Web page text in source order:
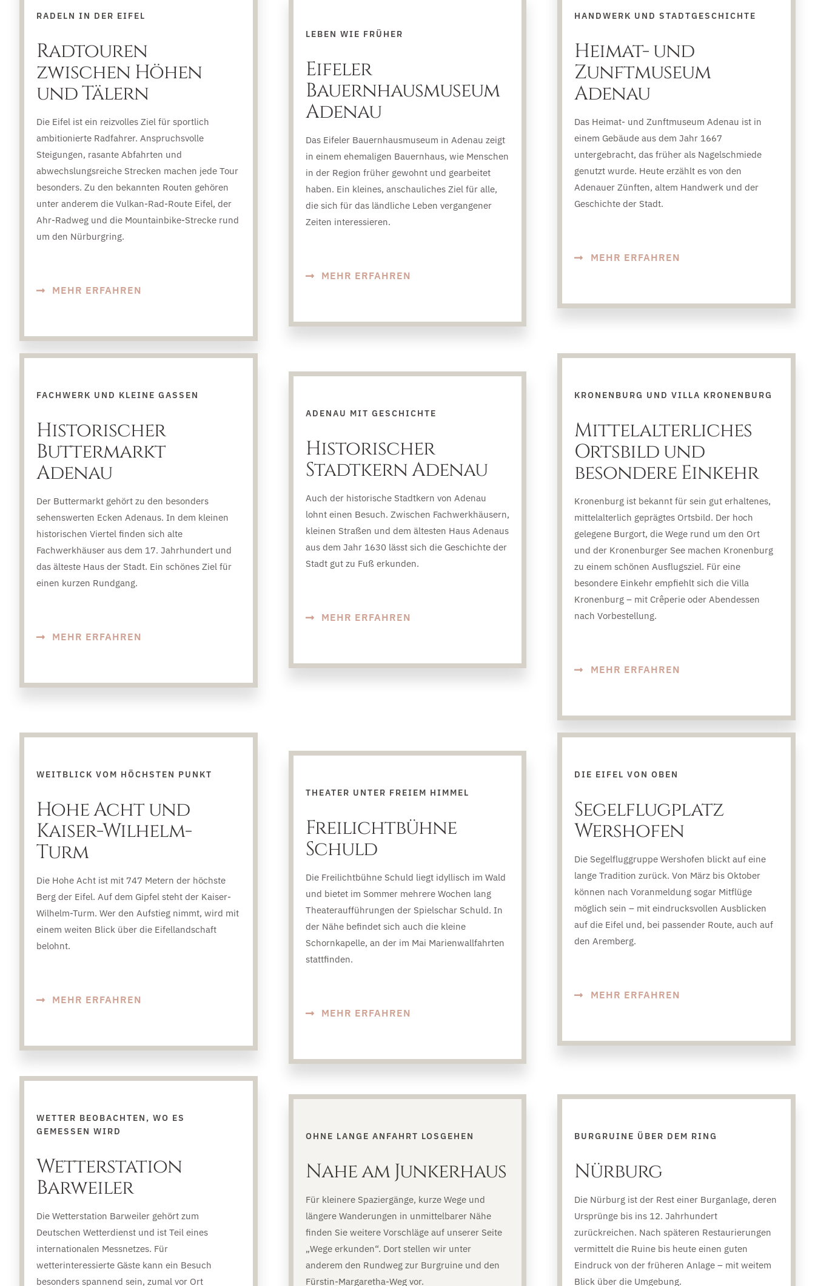
RADELN IN DER EIFEL
Radtouren
zwischen Höhen
und Tälern
Die Eifel ist ein reizvolles Ziel für sportlich
ambitionierte Radfahrer. Anspruchsvolle
Steigungen, rasante Abfahrten und
abwechslungsreiche Strecken machen jede Tour
besonders. Zu den bekannten Routen gehören
unter anderem die Vulkan-Rad-Route Eifel, der
Ahr-Radweg und die Mountainbike-Strecke rund
um den Nürburgring.
MEHR ERFAHREN
LEBEN WIE FRÜHER
Eifeler
Bauernhausmuseum
Adenau
Das Eifeler Bauernhausmuseum in Adenau zeigt
in einem ehemaligen Bauernhaus, wie Menschen
in der Region früher gewohnt und gearbeitet
haben. Ein kleines, anschauliches Ziel für alle,
die sich für das ländliche Leben vergangener
Zeiten interessieren.
MEHR ERFAHREN
HANDWERK UND STADTGESCHICHTE
Heimat- und
Zunftmuseum
Adenau
Das Heimat- und Zunftmuseum Adenau ist in
einem Gebäude aus dem Jahr 1667
untergebracht, das früher als Nagelschmiede
genutzt wurde. Heute erzählt es von den
Adenauer Zünften, altem Handwerk und der
Geschichte der Stadt.
MEHR ERFAHREN
FACHWERK UND KLEINE GASSEN
Historischer
Buttermarkt
Adenau
Der Buttermarkt gehört zu den besonders
sehenswerten Ecken Adenaus. In dem kleinen
historischen Viertel finden sich alte
Fachwerkhäuser aus dem 17. Jahrhundert und
das älteste Haus der Stadt. Ein schönes Ziel für
einen kurzen Rundgang.
MEHR ERFAHREN
ADENAU MIT GESCHICHTE
Historischer
Stadtkern Adenau
Auch der historische Stadtkern von Adenau
lohnt einen Besuch. Zwischen Fachwerkhäusern,
kleinen Straßen und dem ältesten Haus Adenaus
aus dem Jahr 1630 lässt sich die Geschichte der
Stadt gut zu Fuß erkunden.
MEHR ERFAHREN
KRONENBURG UND VILLA KRONENBURG
Mittelalterliches
Ortsbild und
besondere Einkehr
Kronenburg ist bekannt für sein gut erhaltenes,
mittelalterlich geprägtes Ortsbild. Der hoch
gelegene Burgort, die Wege rund um den Ort
und der Kronenburger See machen Kronenburg
zu einem schönen Ausflugsziel. Für eine
besondere Einkehr empfiehlt sich die Villa
Kronenburg – mit Crêperie oder Abendessen
nach Vorbestellung.
MEHR ERFAHREN
WEITBLICK VOM HÖCHSTEN PUNKT
Hohe Acht und
Kaiser-Wilhelm-
Turm
Die Hohe Acht ist mit 747 Metern der höchste
Berg der Eifel. Auf dem Gipfel steht der Kaiser-
Wilhelm-Turm. Wer den Aufstieg nimmt, wird mit
einem weiten Blick über die Eifellandschaft
belohnt.
MEHR ERFAHREN
THEATER UNTER FREIEM HIMMEL
Freilichtbühne
Schuld
Die Freilichtbühne Schuld liegt idyllisch im Wald
und bietet im Sommer mehrere Wochen lang
Theateraufführungen der Spielschar Schuld. In
der Nähe befindet sich auch die kleine
Schornkapelle, an der im Mai Marienwallfahrten
stattfinden.
MEHR ERFAHREN
DIE EIFEL VON OBEN
Segelflugplatz
Wershofen
Die Segelfluggruppe Wershofen blickt auf eine
lange Tradition zurück. Von März bis Oktober
können nach Voranmeldung sogar Mitflüge
möglich sein – mit eindrucksvollen Ausblicken
auf die Eifel und, bei passender Route, auch auf
den Aremberg.
MEHR ERFAHREN
WETTER BEOBACHTEN, WO ES
GEMESSEN WIRD
Wetterstation
Barweiler
Die Wetterstation Barweiler gehört zum
Deutschen Wetterdienst und ist Teil eines
internationalen Messnetzes. Für
wetterinteressierte Gäste kann ein Besuch
besonders spannend sein, zumal vor Ort
OHNE LANGE ANFAHRT LOSGEHEN
Nahe am Junkerhaus
Für kleinere Spaziergänge, kurze Wege und
längere Wanderungen in unmittelbarer Nähe
finden Sie weitere Vorschläge auf unserer Seite
„Wege erkunden“. Dort stellen wir unter
anderem den Rundweg zur Burgruine und den
Fürstin-Margaretha-Weg vor.
BURGRUINE ÜBER DEM RING
Nürburg
Die Nürburg ist der Rest einer Burganlage, deren
Ursprünge bis ins 12. Jahrhundert
zurückreichen. Nach späteren Restaurierungen
vermittelt die Ruine bis heute einen guten
Eindruck von der früheren Anlage – mit weitem
Blick über die Umgebung.